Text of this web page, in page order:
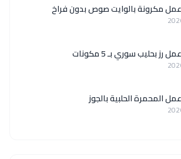
مكرونة بالوايت صوص بدون فراخ
رز بحليب سوري بـ 5 مكونات
المحمرة الحلبية بالجوز